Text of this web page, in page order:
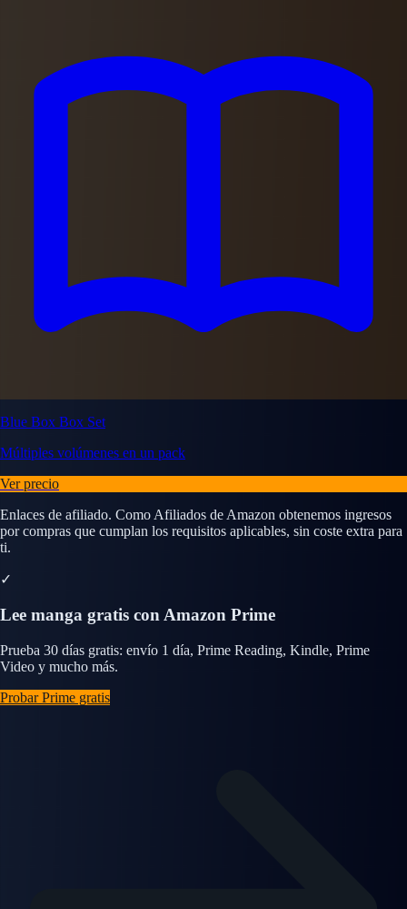
Blue Box Box Set
Múltiples volúmenes en un pack
Ver precio
Enlaces de afiliado. Como Afiliados de Amazon obtenemos ingresos
por compras que cumplan los requisitos aplicables, sin coste extra para
ti.
✓
Lee manga gratis con Amazon Prime
Prueba 30 días gratis: envío 1 día, Prime Reading, Kindle, Prime
Video y mucho más.
Probar Prime gratis